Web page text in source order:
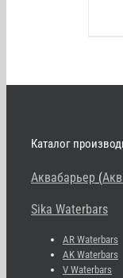
Каталог
Аквабарьер (
Sika Waterbars
AR Waterbars
AK Waterbars
V Waterbars